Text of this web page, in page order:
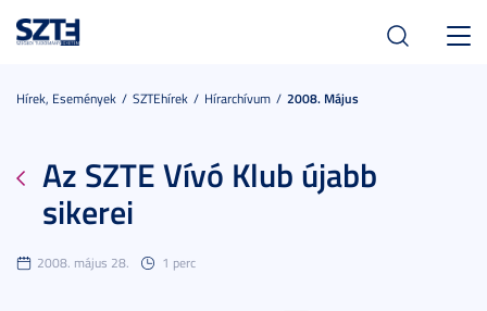
Hírek, Események SZTEhírek Hírarchívum 2008. Május
Az SZTE Vívó Klub újabb
sikerei
2008. május 28. 1 perc